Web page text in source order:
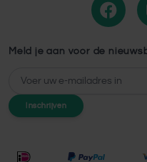
Meld je aan voor de
E-mailadres
Inschrijven